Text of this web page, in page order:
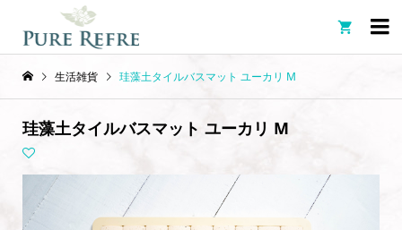

生活雑貨 珪藻土タイルバスマット ユーカリ M
珪藻土タイルバスマット ユーカリ M